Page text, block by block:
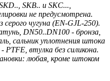
SKB.. и SKC...,
не предусмотрена.
серого чугуна (EN-GJL-250).
DN50..DN100 - бронза,
cальник уплотнения штока
PTFE, втулка без силикона.
любая, кроме штоком